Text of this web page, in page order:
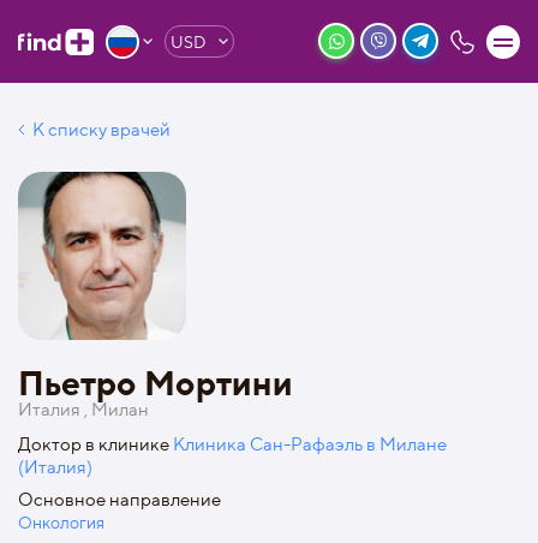
USD
К списку врачей
Пьетро Мортини
Италия , Милан
Доктор в клинике Клиника Сан-Рафаэль в Милане
(Италия)
Основное направление
Онкология